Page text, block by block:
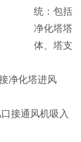
统：包括
净化塔塔
体、塔支
净化塔进风
接通风机吸入